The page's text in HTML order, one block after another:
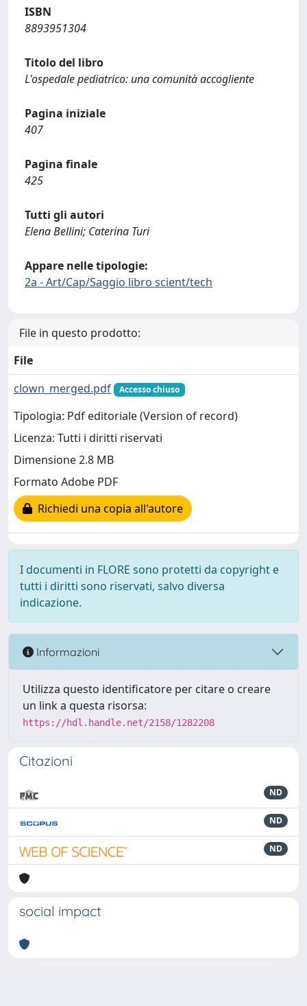
ISBN
8893951304
Titolo del libro
L'ospedale pediatrico: una comunità accogliente
Pagina iniziale
407
Pagina finale
425
Tutti gli autori
Elena Bellini; Caterina Turi
Appare nelle tipologie:
2a - Art/Cap/Saggio libro scient/tech
File in questo prodotto:
File
clown_merged.pdf
Accesso chiuso
Tipologia: Pdf editoriale (Version of record)
Licenza: Tutti i diritti riservati
Dimensione 2.8 MB
Formato Adobe PDF
Richiedi una copia all'autore
I documenti in FLORE sono protetti da copyright e
tutti i diritti sono riservati, salvo diversa
indicazione.
Informazioni
Utilizza questo identificatore per citare o creare
un link a questa risorsa:
https://hdl.handle.net/2158/1282208
Citazioni
ND
ND
ND
social impact